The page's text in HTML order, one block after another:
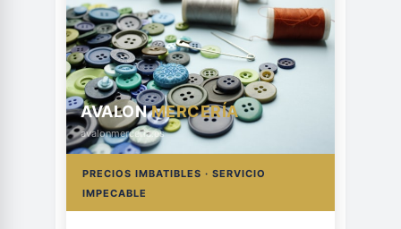
AVALONMERCERÍA
avalonmerceria.es
PRECIOS IMBATIBLES · SERVICIO
IMPECABLE